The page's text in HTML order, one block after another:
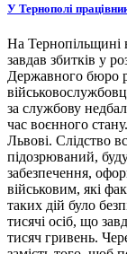
У Тернополі
На Тернопільщині
завдав збитків у
Державного бюро
за службову
час воєнного
Львові. Слідство
підозрюваний,
забезпечення,
військовим, які
таких дій було
тисячі осіб, що
тисяч гривень.